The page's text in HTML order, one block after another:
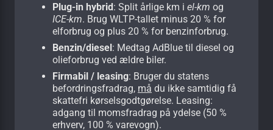
Plug-in hybrid: Split årlige km i el-km og
ICE-km. Brug WLTP-tallet minus 20 % for
elforbrug og plus 20 % for benzinforbrug.
Benzin/diesel: Medtag AdBlue til diesel og
olieforbrug ved ældre biler.
Firmabil / leasing: Bruger du statens
befordrings­fradrag, må du ikke samtidig få
skattefri kørsels­godtgørelse. Leasing:
adgang til momsfradrag på ydelse (50 %
erhverv, 100 % varevogn).